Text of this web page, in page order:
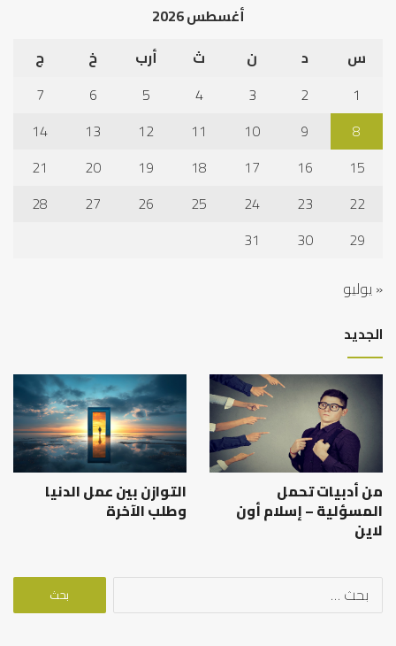
أغسطس 2026
س
د ن ث أرب خ
ج
1
2
3
4
5
6
7
8
9
10
11
12
13
14
15
16
17
18
19
20
21
22
23
24
25
26
27
28
29
30
31
« يوليو
الجديد
من أدبيات تحمل
المسؤلية – إسلام أون
لاين
التوازن بين عمل الدنيا
وطلب الآخرة
البحث